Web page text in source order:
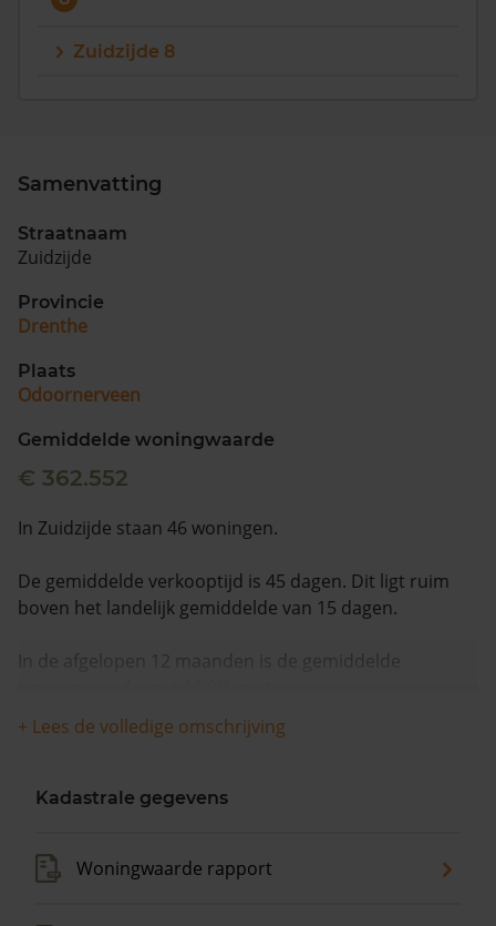
Zuidzijde 8
Samenvatting
Straatnaam
Zuidzijde
Provincie
Drenthe
Plaats
Odoornerveen
Gemiddelde woningwaarde
€ 362.552
In Zuidzijde staan 46 woningen.
De gemiddelde verkooptijd is 45 dagen. Dit ligt ruim
boven het landelijk gemiddelde van 15 dagen.
In de afgelopen 12 maanden is de gemiddelde
+ Lees de volledige omschrijving
Kadastrale gegevens
Woningwaarde rapport